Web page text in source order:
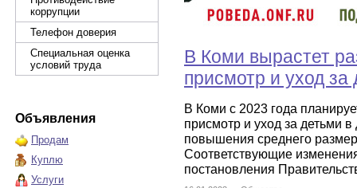
коррупции
Телефон доверия
Специальная оценка
условий труда
Объявления
Продам
Куплю
Услуги
В Коми вырастет
присмотр и уход за
В Коми с 2023 года
присмотр и уход за детьми в
повышения среднего
Соответствующие
постановления